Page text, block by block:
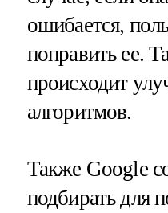
ошибается,
поправить ее.
происходит
алгоритмов.
Также Google
подбирать для